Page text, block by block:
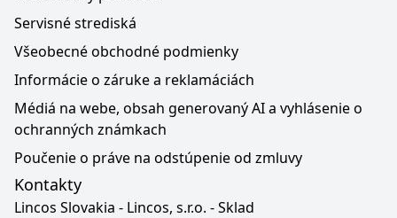
Servisné strediská
Všeobecné obchodné podmienky
Informácie o záruke a reklamáciách
Médiá na webe, obsah generovaný AI a vyhlásenie o
ochranných známkach
Poučenie o práve na odstúpenie od zmluvy
Kontakty
Lincos Slovakia - Lincos, s.r.o. - Sklad